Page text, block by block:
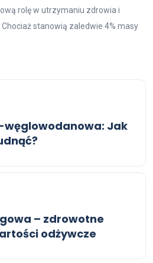
rolę w utrzymaniu zdrowia i
stanowią zaledwie 4% masy
węglowodanowa: Jak
– zdrowotne
odżywcze